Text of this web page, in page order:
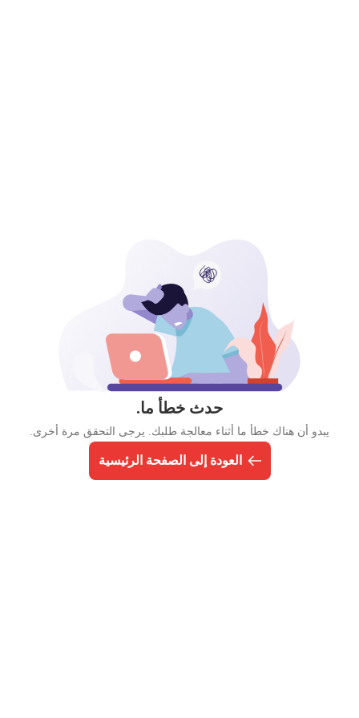
حدث خطأ ما.
يبدو أن هناك خطأ ما أثناء معالجة طلبك. يرجى التحقق مرة أخرى.
العودة إلى الصفحة الرئيسية